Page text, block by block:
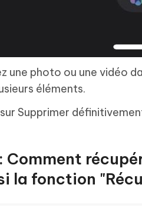
une photo ou une vidéo
éléments.
Supprimer
Comment
la fonction